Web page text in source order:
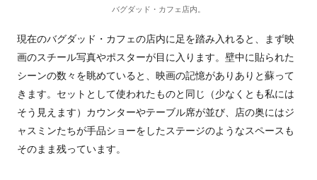
バグダッド・カフェ店内。
現在のバグダッド・カフェの店内に足を踏み入れると、まず映
画のスチール写真やポスターが目に入ります。壁中に貼られた
シーンの数々を眺めていると、映画の記憶がありありと蘇って
きます。セットとして使われたものと同じ（少なくとも私には
そう見えます）カウンターやテーブル席が並び、店の奥にはジ
ャスミンたちが手品ショーをしたステージのようなスペースも
そのまま残っています。